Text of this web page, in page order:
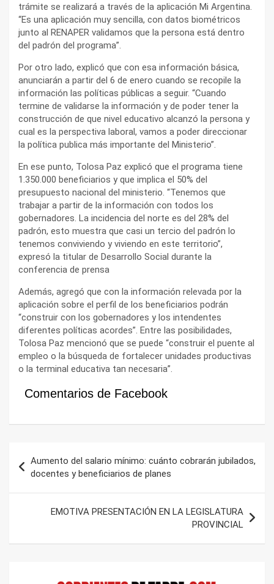
trámite se realizará a través de la aplicación Mi Argentina.
“Es una aplicación muy sencilla, con datos biométricos
junto al RENAPER validamos que la persona está dentro
del padrón del programa”.
Por otro lado, explicó que con esa información básica,
anunciarán a partir del 6 de enero cuando se recopile la
información las políticas públicas a seguir. “Cuando
termine de validarse la información y de poder tener la
construcción de que nivel educativo alcanzó la persona y
cual es la perspectiva laboral, vamos a poder direccionar
la política publica más importante del Ministerio”.
En ese punto, Tolosa Paz explicó que el programa tiene
1.350.000 beneficiarios y que implica el 50% del
presupuesto nacional del ministerio. “Tenemos que
trabajar a partir de la información con todos los
gobernadores. La incidencia del norte es del 28% del
padrón, esto muestra que casi un tercio del padrón lo
tenemos conviviendo y viviendo en este territorio”,
expresó la titular de Desarrollo Social durante la
conferencia de prensa
Además, agregó que con la información relevada por la
aplicación sobre el perfil de los beneficiarios podrán
“construir con los gobernadores y los intendentes
diferentes políticas acordes”. Entre las posibilidades,
Tolosa Paz mencionó que se puede “construir el puente al
empleo o la búsqueda de fortalecer unidades productivas
o la terminal educativa tan necesaria”.
Comentarios de Facebook
de
entradas
Aumento del salario mínimo: cuánto cobrarán jubilados,
docentes y beneficiarios de planes
EMOTIVA PRESENTACIÓN EN LA LEGISLATURA
PROVINCIAL